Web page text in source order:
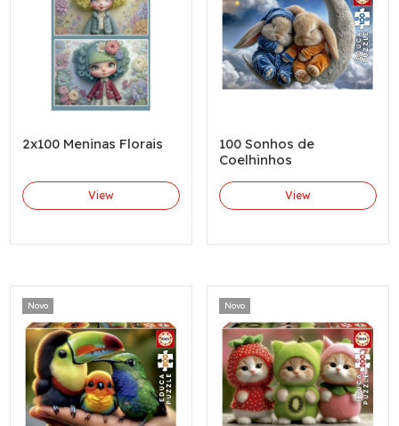
2x100 Meninas Florais
View
100 Sonhos de
Coelhinhos
View
Novo Novo